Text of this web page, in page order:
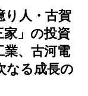
り人・古賀
家」の投資
、古河電
なる成長の